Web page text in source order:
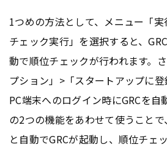
1つめの方法として、メニュー「
チェック実行」を選択すると、
動で順位チェックが行われます。
プション」>「スタートアップに登
PC端末へのログイン時にGRCを自
の2つの機能をあわせて使うこと
と自動でGRCが起動し、順位チェ